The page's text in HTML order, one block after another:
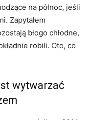
na północ, jeśli
Zapytałem
błogo chłodne,
robili. Oto, co
wytwarzać